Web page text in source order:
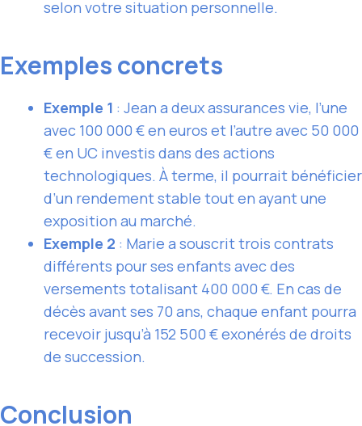
selon votre situation personnelle.
Exemples concrets
Exemple 1 : Jean a deux assurances vie, l’une
avec 100 000 € en euros et l’autre avec 50 000
€ en UC investis dans des actions
technologiques. À terme, il pourrait bénéficier
d’un rendement stable tout en ayant une
exposition au marché.
Exemple 2 : Marie a souscrit trois contrats
différents pour ses enfants avec des
versements totalisant 400 000 €. En cas de
décès avant ses 70 ans, chaque enfant pourra
recevoir jusqu’à 152 500 € exonérés de droits
de succession.
Conclusion